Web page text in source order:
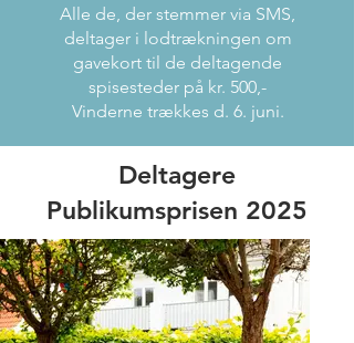
Alle de, der stemmer via SMS,
deltager i lodtrækningen om
gavekort til de deltagende
spisesteder på kr. 500,-
Vinderne trækkes d. 6. juni.
Deltagere
Publikumsprisen 2025